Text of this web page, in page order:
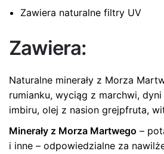
Zawiera naturalne filtry UV
Zawiera:
Naturalne minerały z Morza
rumianku, wyciąg z marchwi,
imbiru, olej z nasion grejpfruta,
Minerały z Morza Martwego –
i inne – odpowiedzialne za